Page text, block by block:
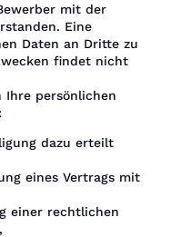
mit der
Eine
Daten an Dritte zu
findet nicht
Ihre persönlichen
dazu erteilt
eines Vertrags mit
einer rechtlichen